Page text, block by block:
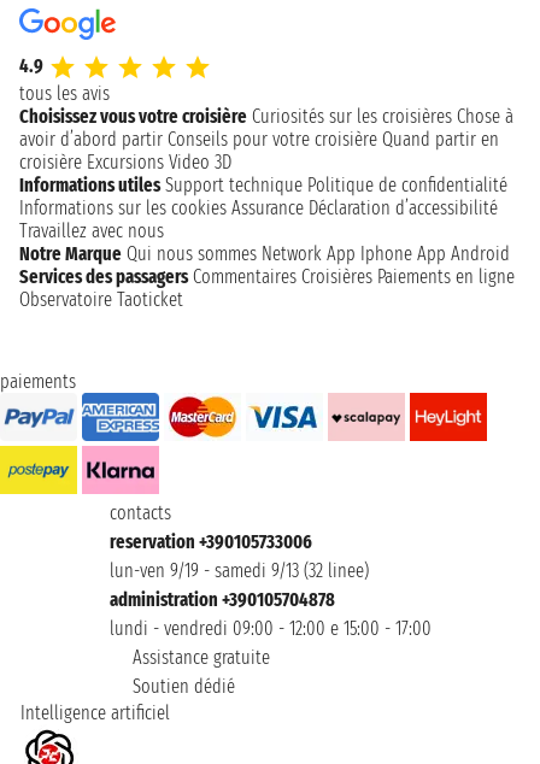
4.9
tous les avis
Choisissez vous votre croisière Curiosités sur les croisières Chose à
avoir d’abord partir Conseils pour votre croisière Quand partir en
croisière Excursions Video 3D
Informations utiles Support technique Politique de confidentialité
Informations sur les cookies Assurance Déclaration d’accessibilité
Travaillez avec nous
Notre Marque Qui nous sommes Network App Iphone App Android
Services des passagers Commentaires Croisières Paiements en ligne
Observatoire Taoticket
paiements
contacts
reservation +390105733006
lun-ven 9/19 - samedi 9/13 (32 linee)
administration +390105704878
lundi - vendredi 09:00 - 12:00 e 15:00 - 17:00
Assistance gratuite
Soutien dédié
Intelligence artificiel